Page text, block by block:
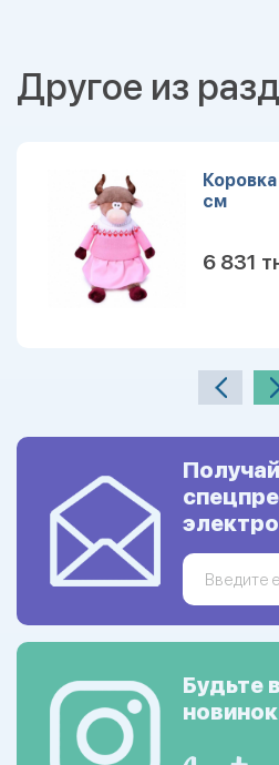
Другое из
см
6 831
Будьте